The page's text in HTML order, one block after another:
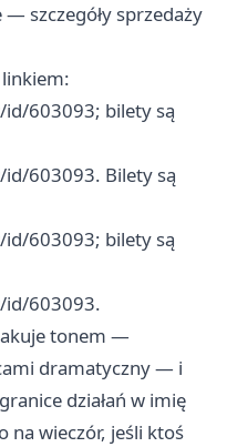
szczegóły sprzedaży
603093; bilety są
603093. Bilety są
603093; bilety są
603093.
tonem —
dramatyczny — i
działań w imię
na wieczór, jeśli ktoś